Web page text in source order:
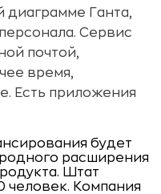
диаграмме Ганта,
Сервис
почтой,
время,
Есть приложения
будет
расширения
Штат
человек. Компания